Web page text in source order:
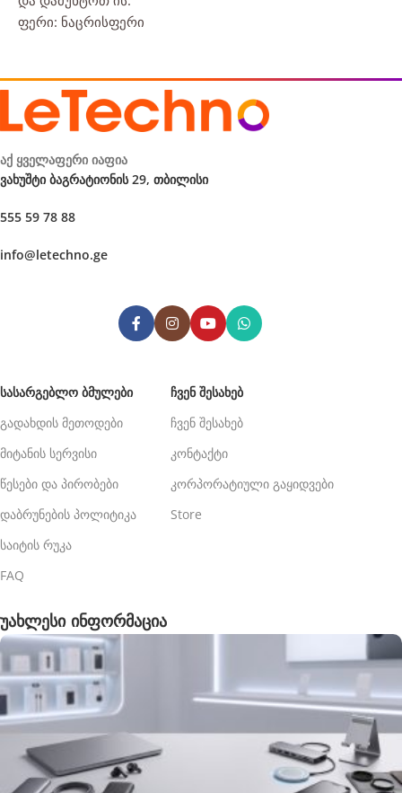
ფერი: ნაცრისფერი
აქ ყველაფერი იაფია
ვახუშტი ბაგრატიონის 29, თბილისი
555 59 78 88
info@letechno.ge
ᲡᲐᲡᲐᲠᲒᲔᲑᲚᲝ ᲑᲛᲣᲚᲔᲑᲘ
გადახდის მეთოდები
მიტანის სერვისი
წესები და პირობები
დაბრუნების პოლიტიკა
საიტის რუკა
FAQ
ᲩᲕᲔᲜ ᲨᲔᲡᲐᲮᲔᲑ
ჩვენ შესახებ
კონტაქტი
კორპორატიული გაყიდვები
Store
უახლესი ინფორმაცია